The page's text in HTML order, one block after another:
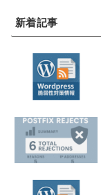
新着記事